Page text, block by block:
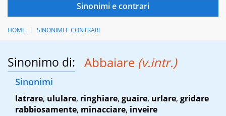
HOME SINONIMI E CONTRARI
Sinonimo di: Abbaiare (v.intr.)
Sinonimi
latrare, ululare, ringhiare, guaire, urlare, gridare
rabbiosamente, minacciare, inveire